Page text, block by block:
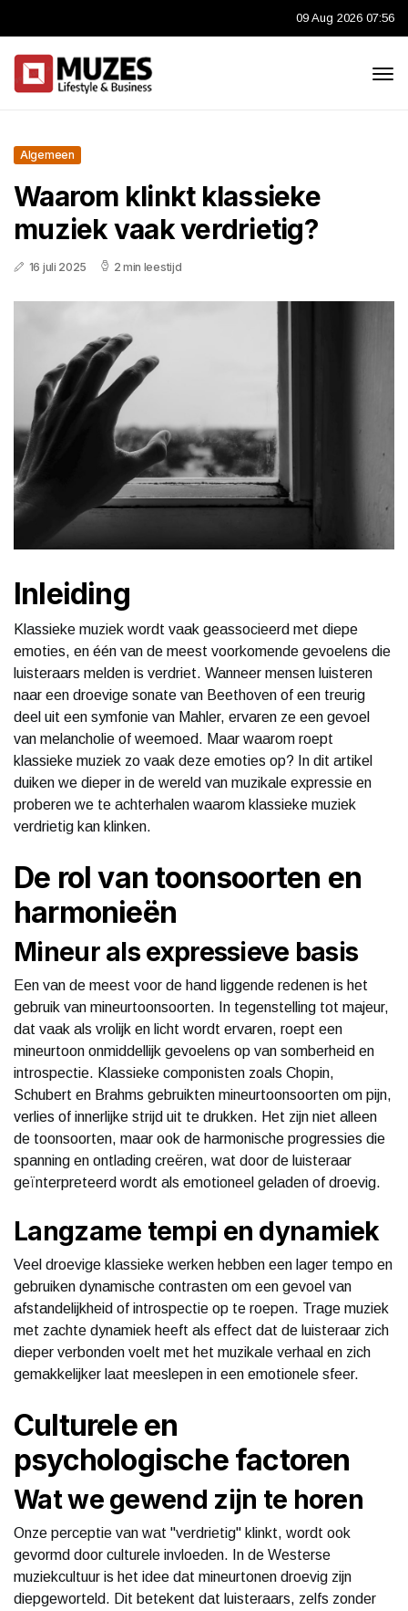
09 Aug 2026 07:56
Algemeen
Waarom klinkt klassieke
muziek vaak verdrietig?
16 juli 2025 2 min leestijd
Inleiding
Klassieke muziek wordt vaak geassocieerd met diepe
emoties, en één van de meest voorkomende gevoelens die
luisteraars melden is verdriet. Wanneer mensen luisteren
naar een droevige sonate van Beethoven of een treurig
deel uit een symfonie van Mahler, ervaren ze een gevoel
van melancholie of weemoed. Maar waarom roept
klassieke muziek zo vaak deze emoties op? In dit artikel
duiken we dieper in de wereld van muzikale expressie en
proberen we te achterhalen waarom klassieke muziek
verdrietig kan klinken.
De rol van toonsoorten en
harmonieën
Mineur als expressieve basis
Een van de meest voor de hand liggende redenen is het
gebruik van mineurtoonsoorten. In tegenstelling tot majeur,
dat vaak als vrolijk en licht wordt ervaren, roept een
mineurtoon onmiddellijk gevoelens op van somberheid en
introspectie. Klassieke componisten zoals Chopin,
Schubert en Brahms gebruikten mineurtoonsoorten om pijn,
verlies of innerlijke strijd uit te drukken. Het zijn niet alleen
de toonsoorten, maar ook de harmonische progressies die
spanning en ontlading creëren, wat door de luisteraar
geïnterpreteerd wordt als emotioneel geladen of droevig.
Langzame tempi en dynamiek
Veel droevige klassieke werken hebben een lager tempo en
gebruiken dynamische contrasten om een gevoel van
afstandelijkheid of introspectie op te roepen. Trage muziek
met zachte dynamiek heeft als effect dat de luisteraar zich
dieper verbonden voelt met het muzikale verhaal en zich
gemakkelijker laat meeslepen in een emotionele sfeer.
Culturele en
psychologische factoren
Wat we gewend zijn te horen
Onze perceptie van wat "verdrietig" klinkt, wordt ook
gevormd door culturele invloeden. In de Westerse
muziekcultuur is het idee dat mineurtonen droevig zijn
diepgeworteld. Dit betekent dat luisteraars, zelfs zonder